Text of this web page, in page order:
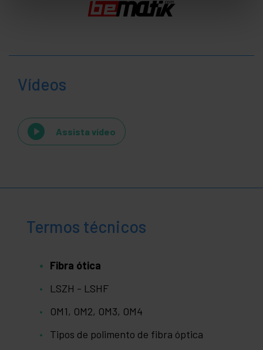
Vídeos
Assista vídeo
Termos técnicos
Fibra ótica
LSZH - LSHF
OM1, OM2, OM3, OM4
Tipos de polimento de fibra óptica